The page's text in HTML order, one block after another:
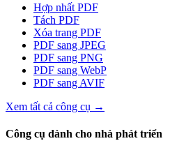
Hợp nhất PDF
Tách PDF
Xóa trang PDF
PDF sang JPEG
PDF sang PNG
PDF sang WebP
PDF sang AVIF
Xem tất cả công cụ →
Công cụ dành cho nhà phát triển